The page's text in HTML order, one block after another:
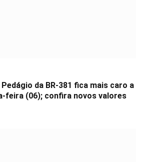
da BR-381 fica mais caro a
feira (06); confira novos valores